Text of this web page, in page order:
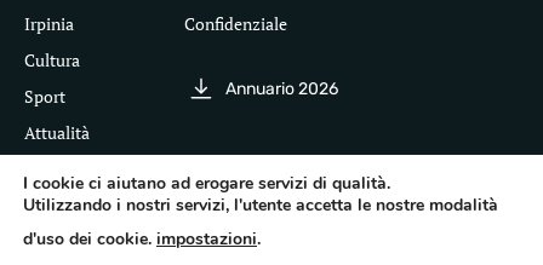
Irpinia
Cultura
Sport
Attualità
Confidenziale
Annuario 2026
Segui il Corriere dell'Irpinia
I cookie ci aiutano ad erogare servizi di qualità.
Utilizzando i nostri servizi, l'utente accetta le nostre modalità
d'uso dei cookie. impostazioni.